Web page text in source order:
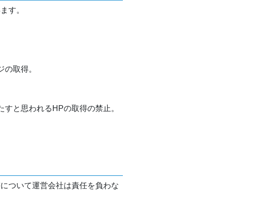
す。
取得。
と思われるHPの取得の禁止。
ついて運営会社は責任を負わな